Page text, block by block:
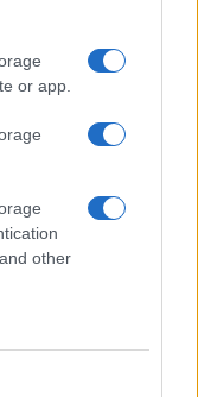
or app.
other